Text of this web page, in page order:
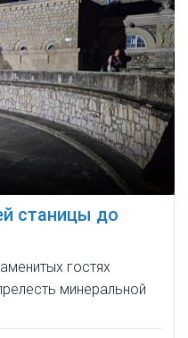
станицы до
гостях
минеральной